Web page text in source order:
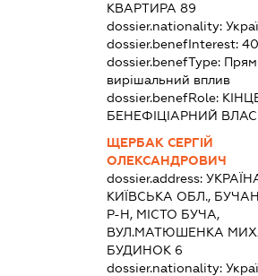
КВАРТИРА 89
dossier.nationality:
dossier.benefInterest:40
dossier.benefType:
вирішальний вплив
dossier.benefRole:
БЕНЕФІЦІАРНИЙ
ЩЕРБАК СЕРГІЙ
ОЛЕКСАНДРОВИЧ
dossier.address:
КИЇВСЬКА ОБЛ.,
Р-Н, МІСТО БУЧА,
ВУЛ.МАТЮШЕНКА
БУДИНОК 6
dossier.nationality: